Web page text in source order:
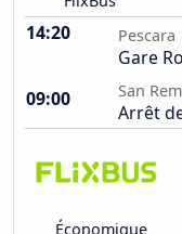
14:20 Pescara
Gare
09:00
San
Arrêt
Économique